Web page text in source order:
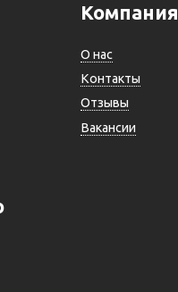
Компания
О нас
Контакты
Отзывы
Вакансии